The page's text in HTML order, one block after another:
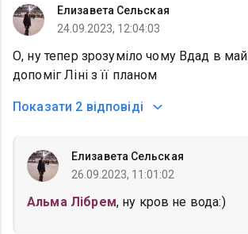
Елизавета Сельская
24.09.2023, 12:04:03
О, ну тепер зрозуміло чому Вдад в
допоміг Ліні з її планом
Показати 2 відповіді
Елизавета Сельская
26.09.2023, 11:01:02
Альма Лібрем, ну кров не вода:)